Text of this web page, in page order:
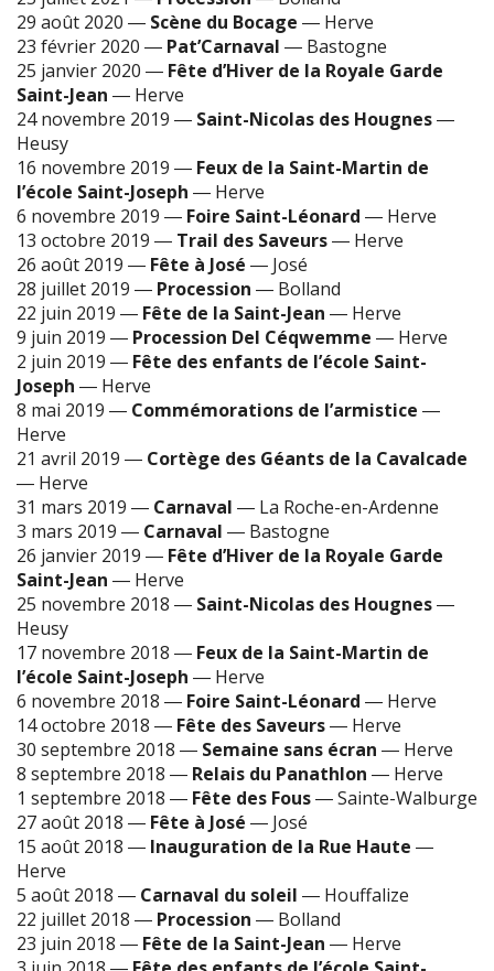
29 août 2020 ― Scène du Bocage ― Herve
23 février 2020 ― Pat’Carnaval ― Bastogne
25 janvier 2020 ― Fête d’Hiver de la Royale Garde
Saint-Jean ― Herve
24 novembre 2019 ― Saint-Nicolas des Hougnes―
Heusy
16 novembre 2019 ― Feux de la Saint-Martin de
l’école Saint-Joseph ― Herve
6 novembre 2019 ― Foire Saint-Léonard ― Herve
13 octobre 2019 ― Trail des Saveurs― Herve
26 août 2019 ― Fête à José ― José
28 juillet 2019 ― Procession ― Bolland
22 juin 2019 ― Fête de la Saint-Jean ― Herve
9 juin 2019 ― Procession Del Céqwemme ― Herve
2 juin 2019 ― Fête des enfants de l’école Saint-
Joseph ― Herve
8 mai 2019 ― Commémorations de l’armistice ―
Herve
21 avril 2019 ― Cortège des Géants de la Cavalcade
― Herve
31 mars 2019 ― Carnaval ― La Roche-en-Ardenne
3 mars 2019 ― Carnaval ― Bastogne
26 janvier 2019 ― Fête d’Hiver de la Royale Garde
Saint-Jean ― Herve
25 novembre 2018 ― Saint-Nicolas des Hougnes―
Heusy
17 novembre 2018 ― Feux de la Saint-Martin de
l’école Saint-Joseph ― Herve
6 novembre 2018 ― Foire Saint-Léonard ― Herve
14 octobre 2018 ― Fête des Saveurs― Herve
30 septembre 2018 ― Semaine sans écran ― Herve
8 septembre 2018 ― Relais du Panathlon ― Herve
1 septembre 2018 ― Fête des Fous―Sainte-Walburge
27 août 2018 ― Fête à José ― José
15 août 2018 ― Inauguration de la Rue Haute ―
Herve
5 août 2018 ― Carnaval du soleil ― Houffalize
22 juillet 2018 ― Procession ― Bolland
23 juin 2018 ― Fête de la Saint-Jean ― Herve